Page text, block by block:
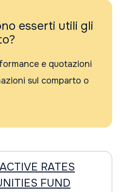
esserti utili gli
e quotazioni
sul comparto o
RATES
FUND